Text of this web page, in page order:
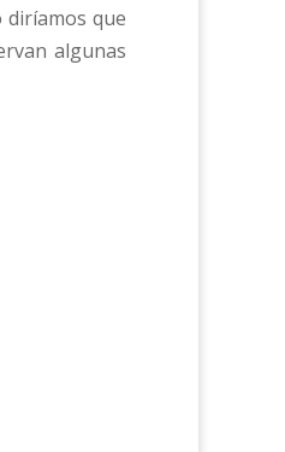
diríamos que
algunas